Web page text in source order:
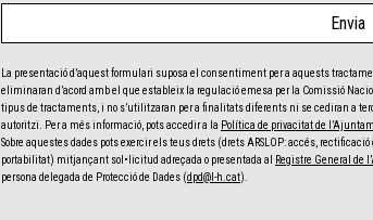
La presentació d’aquest formulari suposa el consentiment per a aquests
eliminaran d’acord amb el que estableix la regulació emesa per la Comissió
tipus de tractaments, i no s’utilitzaran per a finalitats diferents ni se cediran a
autoritzi. Per a més informació, pots accedir a la Política de privacitat de
Sobre aquestes dades pots exercir els teus drets (drets ARSLOP: accés,
portabilitat) mitjançant sol•licitud adreçada o presentada al Registre General de
persona delegada de Protecció de Dades (dpd@l-h.cat).